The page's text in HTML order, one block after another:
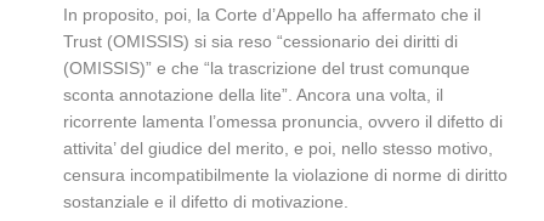
In proposito, poi, la Corte d’Appello ha affermato che il
Trust (OMISSIS) si sia reso “cessionario dei diritti di
(OMISSIS)” e che “la trascrizione del trust comunque
sconta annotazione della lite”. Ancora una volta, il
ricorrente lamenta l’omessa pronuncia, ovvero il difetto di
attivita’ del giudice del merito, e poi, nello stesso motivo,
censura incompatibilmente la violazione di norme di diritto
sostanziale e il difetto di motivazione.